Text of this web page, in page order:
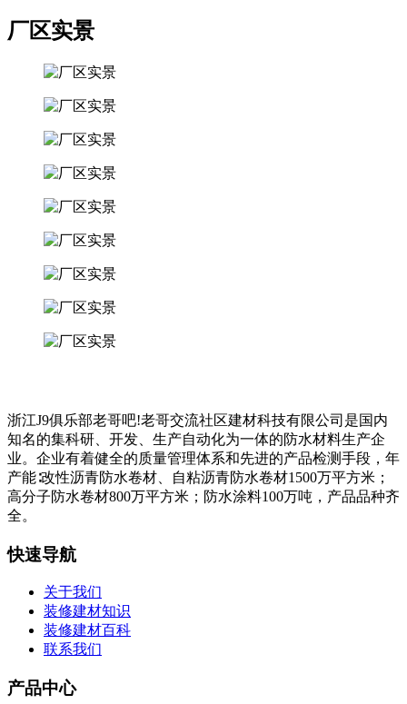
厂区实景
浙江J9俱乐部老哥吧!老哥交流社区建材科技有限公司是国内
知名的集科研、开发、生产自动化为一体的防水材料生产企
业。企业有着健全的质量管理体系和先进的产品检测手段，年
产能∶改性沥青防水卷材、自粘沥青防水卷材1500万平方米；
高分子防水卷材800万平方米；防水涂料100万吨，产品品种齐
全。
快速导航
关于我们
装修建材知识
装修建材百科
联系我们
产品中心